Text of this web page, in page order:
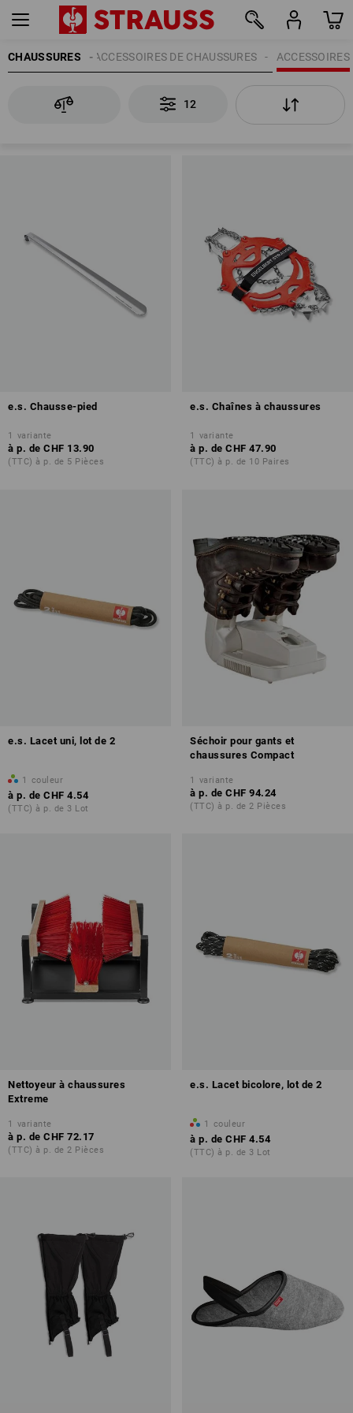
CHAUSSURES ACCESSOIRES
ACCESSOIRES DE CHAUSSURES
12
e.s. Chausse-pied
1 variante
à p. de CHF 13.90
(TTC) à p. de 5 Pièces
e.s. Chaînes à chaussures
1 variante
à p. de CHF 47.90
(TTC) à p. de 10 Paires
e.s. Lacet uni, lot de 2
1 couleur
à p. de CHF 4.54
(TTC) à p. de 3 Lot
Séchoir pour gants et
chaussures Compact
1 variante
à p. de CHF 94.24
(TTC) à p. de 2 Pièces
Nettoyeur à chaussures
Extreme
1 variante
à p. de CHF 72.17
(TTC) à p. de 2 Pièces
e.s. Lacet bicolore, lot de 2
1 couleur
à p. de CHF 4.54
(TTC) à p. de 3 Lot